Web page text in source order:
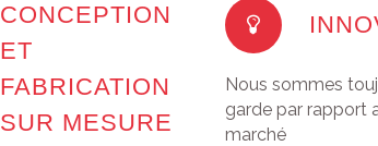
CONCEPTION
ET
FABRICATION
SUR MESURE
Nous sommes
garde par rapport
marché